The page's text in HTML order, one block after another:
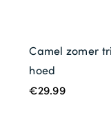
Camel zomer
hoed
€29.99